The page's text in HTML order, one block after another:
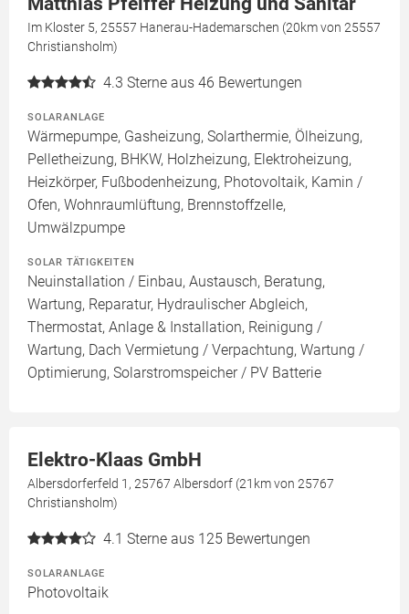
Im Kloster 5, 25557 Hanerau-Hademarschen (20km von 25557
Christiansholm)
4.3 Sterne aus 46 Bewertungen
SOLARANLAGE
Wärmepumpe, Gasheizung, Solarthermie, Ölheizung,
Pelletheizung, BHKW, Holzheizung, Elektroheizung,
Heizkörper, Fußbodenheizung, Photovoltaik, Kamin /
Ofen, Wohnraumlüftung, Brennstoffzelle,
Umwälzpumpe
SOLAR TÄTIGKEITEN
Neuinstallation / Einbau, Austausch, Beratung,
Wartung, Reparatur, Hydraulischer Abgleich,
Thermostat, Anlage & Installation, Reinigung /
Wartung, Dach Vermietung / Verpachtung, Wartung /
Optimierung, Solarstromspeicher / PV Batterie
Elektro-Klaas GmbH
Albersdorferfeld 1, 25767 Albersdorf (21km von 25767
Christiansholm)
4.1 Sterne aus 125 Bewertungen
SOLARANLAGE
Photovoltaik